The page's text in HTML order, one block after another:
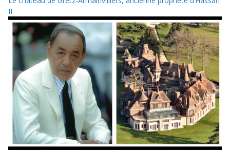
II